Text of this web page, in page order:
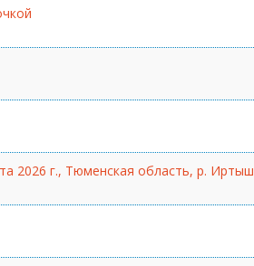
2026 г., Тюменская область, р. Иртыш